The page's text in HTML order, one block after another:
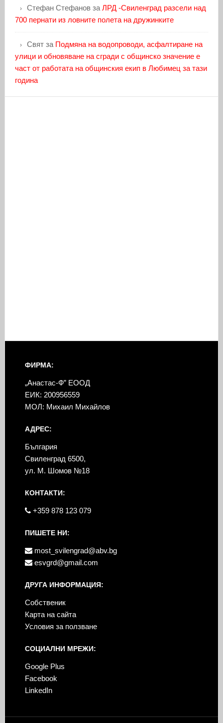
Стефан Стефановза ЛРД -Свиленград разсели над
700 пернати из ловните полета на дружинките
Святза Подмяна на водопроводи, асфалтиране на
улици и обновяване на сгради с общинско значение е
част от работата на общинския екип в Любимец за тази
година
ФИРМА:
„Анастас-Ф” ЕООД
ЕИК: 200956559
МОЛ: Михаил Михайлов
АДРЕС:
България
Свиленград 6500,
ул. М. Шомов №18
КОНТАКТИ:
+359 878 123 079
ПИШЕТЕ НИ:
most_svilengrad@abv.bg
esvgrd@gmail.com
ДРУГА ИНФОРМАЦИЯ:
Собственик
Карта на сайта
Условия за ползване
СОЦИАЛНИ МРЕЖИ:
Google Plus
Facebook
LinkedIn